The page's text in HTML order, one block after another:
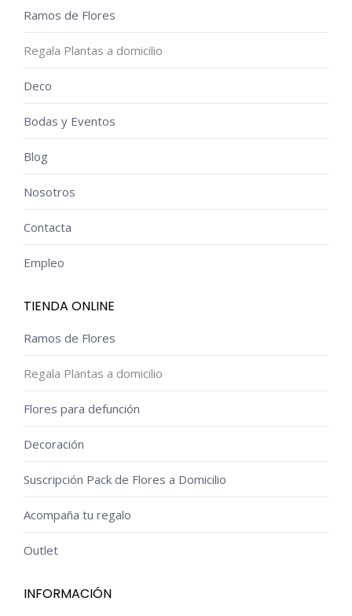
Ramos de Flores
Regala Plantas a domicilio
Deco
Bodas y Eventos
Blog
Nosotros
Contacta
Empleo
TIENDA ONLINE
Ramos de Flores
Regala Plantas a domicilio
Flores para defunción
Decoración
Suscripción Pack de Flores a Domicilio
Acompaña tu regalo
Outlet
INFORMACIÓN